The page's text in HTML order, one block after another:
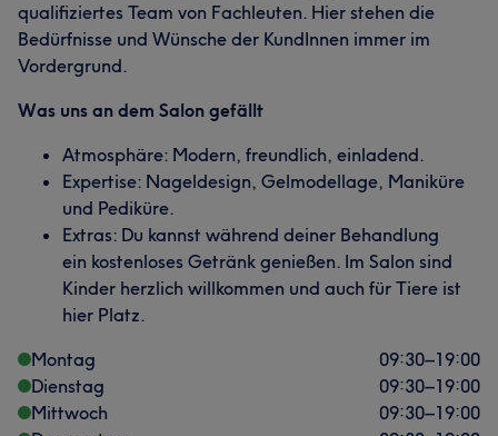
qualifiziertes Team von Fachleuten. Hier stehen die
Bedürfnisse und Wünsche der KundInnen immer im
Vordergrund.
Was uns an dem Salon gefällt
Atmosphäre: Modern, freundlich, einladend.
Expertise: Nageldesign, Gelmodellage, Maniküre
und Pediküre.
Extras: Du kannst während deiner Behandlung
ein kostenloses Getränk genießen. Im Salon sind
Kinder herzlich willkommen und auch für Tiere ist
hier Platz.
Montag
09:30–19:00
Dienstag
09:30–19:00
Mittwoch
09:30–19:00